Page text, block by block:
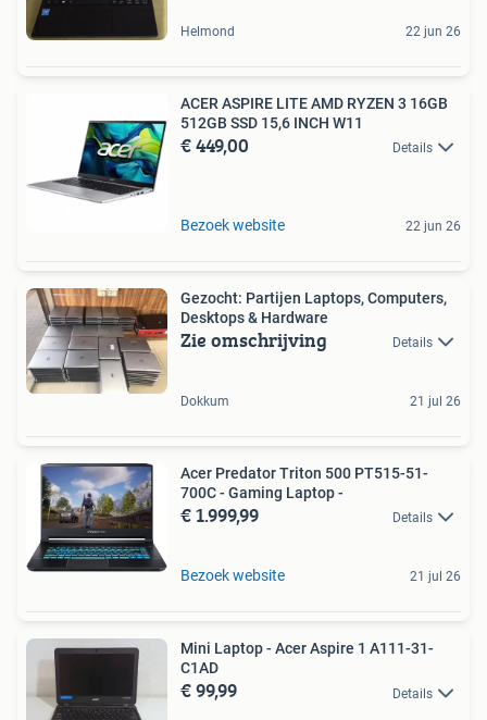
Helmond 22 jun 26
ACER ASPIRE LITE AMD RYZEN 3 16GB
512GB SSD 15,6 INCH W11
€ 449,00 Details
Bezoek website 22 jun 26
Gezocht: Partijen Laptops, Computers,
Desktops & Hardware
Zie omschrijving Details
Dokkum 21 jul 26
Acer Predator Triton 500 PT515-51-
700C - Gaming Laptop -
€ 1.999,99 Details
Bezoek website 21 jul 26
Mini Laptop - Acer Aspire 1 A111-31-
C1AD
€ 99,99 Details